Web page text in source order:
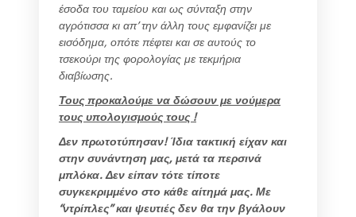
έσοδα του ταμείου και ως σύνταξη στην
αγρότισσα κι απ’ την άλλη τους εμφανίζει με
εισόδημα, οπότε πέφτει και σε αυτούς το
τσεκούρι της φορολογίας με τεκμήρια
διαβίωσης.
Τους προκαλούμε να δώσουν με νούμερα
τους υπολογισμούς τους !
Δεν πρωτοτύπησαν! Ίδια τακτική είχαν και
στην συνάντηση μας, μετά τα περσινά
μπλόκα. Δεν είπαν τότε τίποτε
συγκεκριμμένο στο κάθε αίτημά μας. Με
“ντρίπλες” και ψευτιές δεν θα την βγάλουν